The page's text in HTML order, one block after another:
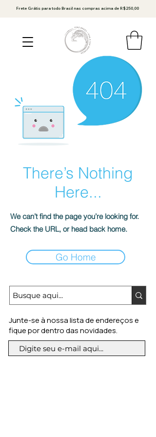
Frete Grátis para todo Brasil nas compras acima de R$250,00
There’s Nothing
Here...
We can’t find the page you’re looking for.
Check the URL, or head back home.
Go Home
Junte-se à nossa lista de endereços e
fique por dentro das novidades.